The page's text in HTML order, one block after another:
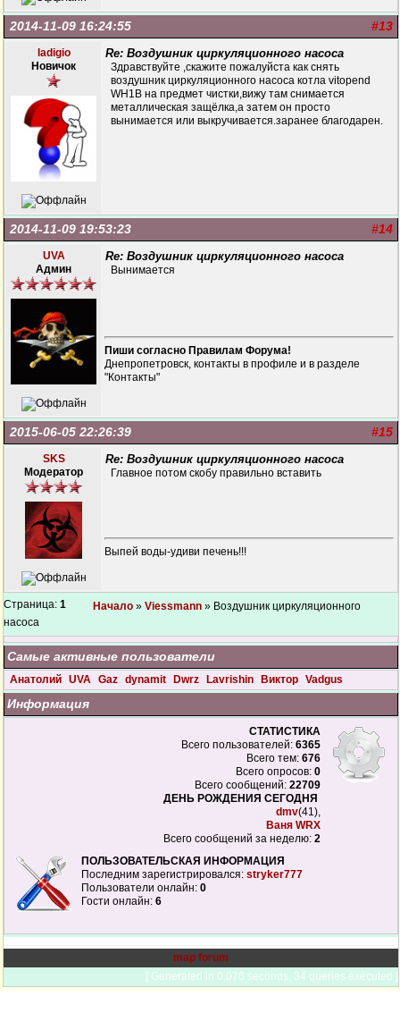
#13
2014-11-09 16:24:55
ladigio
Новичок
Re: Воздушник циркуляционного насоса
Здравствуйте ,скажите пожалуйста как снять
воздушник циркуляционного насоса котла vitopend
WH1B на предмет чистки,вижу там снимается
металлическая защёлка,а затем он просто
вынимается или выкручивается.заранее благодарен.
#14
2014-11-09 19:53:23
UVA
Админ
Re: Воздушник циркуляционного насоса
Вынимается
Пиши согласно Правилам Форума!
Днепропетровск, контакты в профиле и в разделе
"Контакты"
#15
2015-06-05 22:26:39
SKS
Модератор
Re: Воздушник циркуляционного насоса
Главное потом скобу правильно вставить
Выпей воды-удиви печень!!!
Страница: 1 Начало » Viessmann » Воздушник циркуляционного
насоса
Самые активные пользователи
Анатолий UVA Gaz dynamit Dwrz Lavrishin Виктор Vadgus
Информация
СТАТИСТИКА
Всего пользователей: 6365
Всего тем: 676
Всего опросов: 0
Всего сообщений: 22709
ДЕНЬ РОЖДЕНИЯ СЕГОДНЯ
dmv(41),
Ваня WRX
Всего сообщений за неделю: 2
ПОЛЬЗОВАТЕЛЬСКАЯ ИНФОРМАЦИЯ
Последним зарегистрировался: stryker777
Пользователи онлайн: 0
Гости онлайн: 6
map forum
[ Generated in 0.076 seconds, 34 queries executed ]